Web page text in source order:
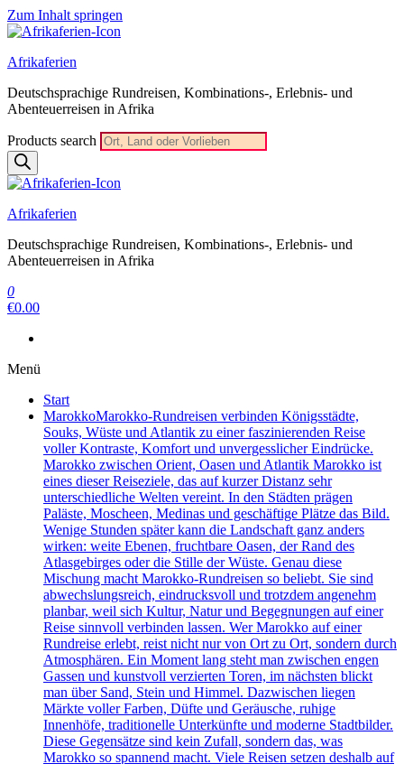
Zum Inhalt springen
Afrikaferien
Deutschsprachige Rundreisen, Kombinations-, Erlebnis- und
Abenteuerreisen in Afrika
Products search
Afrikaferien
Deutschsprachige Rundreisen, Kombinations-, Erlebnis- und
Abenteuerreisen in Afrika
0
€0.00
Menü
Start
MarokkoMarokko-Rundreisen verbinden Königsstädte,
Souks, Wüste und Atlantik zu einer faszinierenden Reise
voller Kontraste, Komfort und unvergesslicher Eindrücke.
Marokko zwischen Orient, Oasen und Atlantik Marokko ist
eines dieser Reiseziele, das auf kurzer Distanz sehr
unterschiedliche Welten vereint. In den Städten prägen
Paläste, Moscheen, Medinas und geschäftige Plätze das Bild.
Wenige Stunden später kann die Landschaft ganz anders
wirken: weite Ebenen, fruchtbare Oasen, der Rand des
Atlasgebirges oder die Stille der Wüste. Genau diese
Mischung macht Marokko-Rundreisen so beliebt. Sie sind
abwechslungsreich, eindrucksvoll und trotzdem angenehm
planbar, weil sich Kultur, Natur und Begegnungen auf einer
Reise sinnvoll verbinden lassen. Wer Marokko auf einer
Rundreise erlebt, reist nicht nur von Ort zu Ort, sondern durch
Atmosphären. Ein Moment lang steht man zwischen engen
Gassen und kunstvoll verzierten Toren, im nächsten blickt
man über Sand, Stein und Himmel. Dazwischen liegen
Märkte voller Farben, Düfte und Geräusche, ruhige
Innenhöfe, traditionelle Unterkünfte und moderne Stadtbilder.
Diese Gegensätze sind kein Zufall, sondern das, was
Marokko so spannend macht. Viele Reisen setzen deshalb auf